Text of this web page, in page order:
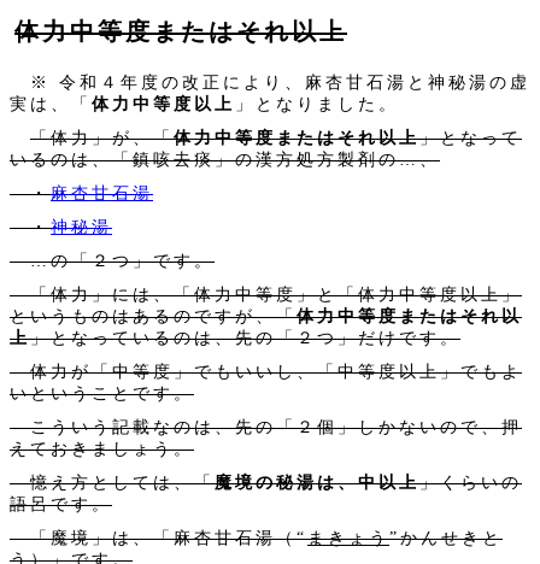
体力中等度またはそれ以上
※ 令和４年度の改正により、麻杏甘石湯と神秘湯の虚
実は、「 体力中等度以上 」となりました。
「体力」が、「体力中等度またはそれ以上」となって
いるのは、「鎮咳去痰」の漢方処方製剤の…、
・麻杏甘石湯
・神秘湯
…の「２つ」です。
「体力」には、「体力中等度」と「体力中等度以上」
というものはあるのですが、「体力中等度またはそれ以
上」となっているのは、先の「２つ」だけです。
体力が「中等度」でもいいし、「中等度以上」でもよ
いということです。
こういう記載なのは、先の「２個」しかないので、押
えておきましょう。
憶え方としては、「魔境の秘湯は、中以上」くらいの
語呂です。
「魔境」は、「麻杏甘石湯（“まきょう”かんせきと
う）」です。